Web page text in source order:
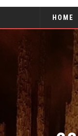
HOME